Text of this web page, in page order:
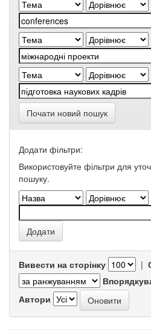
Почати новий пошук
Додати фільтри:
Використовуйте фільтри для
пошуку.
Вивести на сторінку |
Автори